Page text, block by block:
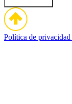
Política de privacidad